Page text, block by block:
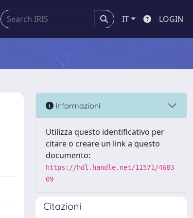
IT LOGIN
Informazioni
Utilizza questo identificativo per
citare o creare un link a questo
documento:
https://hdl.handle.net/11571/4683
09
Citazioni